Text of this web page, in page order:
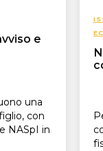
e
una
con
NASpI in